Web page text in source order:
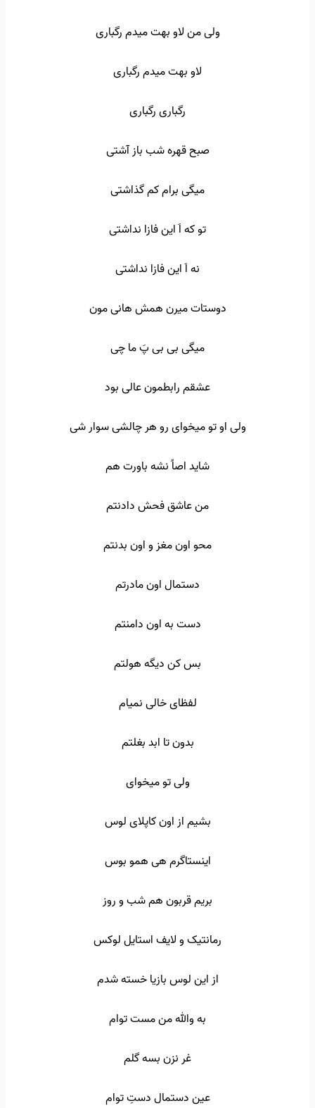
ولی من لاو بهت میدم رگباری
لاو بهت میدم رگباری
رگباری رگباری
صبح قهره شب باز آشتی
میگی برام کم گذاشتی
تو که اَ این فازا نداشتی
نه اَ این فازا نداشتی
دوستات میرن همش هانی مون
میگی بی بی پَ ما چی
عشقم رابطمون عالی بود
ولی او تو میخوای رو هر چالشی سوار شی
شاید اصاً نشه باورت هم
من عاشق فحش دادنتم
محو اون مغز و اون بدنتم
دستمال اون مادرتم
دست به اون دامنتم
بس کن دیگه هولتم
لفظای خالی نمیام
بدون تا ابد بغلتم
ولی تو میخوای
بشیم از اون کاپلای لوس
اینستاگرم هی همو بوس
بریم قربون هم شب و روز
رمانتیک و لایف استایل لوکس
از این لوس بازیا خسته شدم
به والله من مست توام
غر نزن بسه گلم
عین دستمال دستِ توام